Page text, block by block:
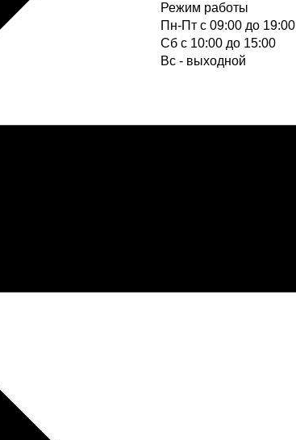
Режим работы
Пн-Пт с 09:00 до 19:00
Cб с 10:00 до 15:00
Вс - выходной